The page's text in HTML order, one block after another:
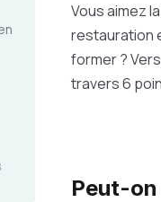
Vous aimez
restauration
former ?
travers 6
Peut-